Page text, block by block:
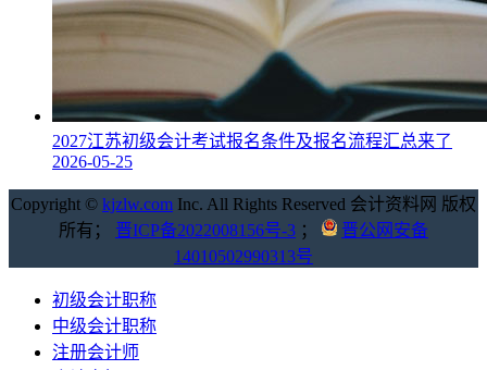
2027江苏初级会计考试报名条件及报名流程汇总来了
2026-05-25
Copyright © kjzlw.com Inc. All Rights Reserved 会计资料网 版权
所有； 晋ICP备2022008156号-3 ；
晋公网安备
14010502990313号
初级会计职称
中级会计职称
注册会计师